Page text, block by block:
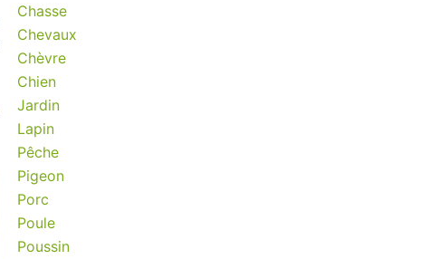
Chasse
Chevaux
Chèvre
Chien
Jardin
Lapin
Pêche
Pigeon
Porc
Poule
Poussin